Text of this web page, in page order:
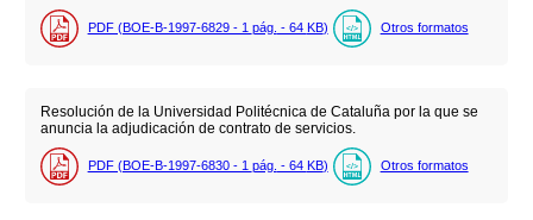
PDF (BOE-B-1997-6829 - 1 pág. - 64 KB) Otros formatos
Resolución de la Universidad Politécnica de Cataluña por la que se
anuncia la adjudicación de contrato de servicios.
PDF (BOE-B-1997-6830 - 1 pág. - 64 KB) Otros formatos